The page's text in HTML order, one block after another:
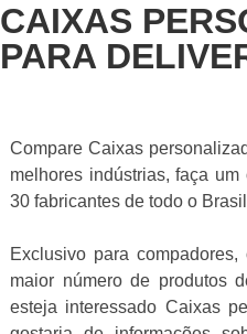
CAIXAS
PARA
Compare Caixas
melhores indústrias, faça
30 fabricantes de todo o Brasil
Exclusivo para
maior número de produtos
esteja interessado Caixas